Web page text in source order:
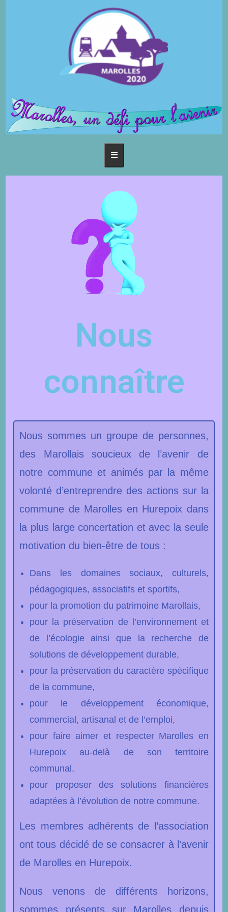
Nous
connaître
Nous sommes un groupe de personnes,
des Marollais soucieux de l’avenir de
notre commune et animés par la même
volonté d’entreprendre des actions sur la
commune de Marolles en Hurepoix dans
la plus large concertation et avec la seule
motivation du bien-être de tous :
Dans les domaines sociaux, culturels,
pédagogiques, associatifs et sportifs,
pour la promotion du patrimoine Marollais,
pour la préservation de l’environnement et
de l’écologie ainsi que la recherche de
solutions de développement durable,
pour la préservation du caractère spécifique
de la commune,
pour le développement économique,
commercial, artisanal et de l’emploi,
pour faire aimer et respecter Marolles en
Hurepoix au-delà de son territoire
communal,
pour proposer des solutions financières
adaptées à l’évolution de notre commune.
Les membres adhérents de l’association
ont tous décidé de se consacrer à l’avenir
de Marolles en Hurepoix.
Nous venons de différents horizons,
sommes présents sur Marolles depuis